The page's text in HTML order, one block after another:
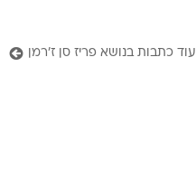
עוד כתבות בנושא פריז סן ז'רמן